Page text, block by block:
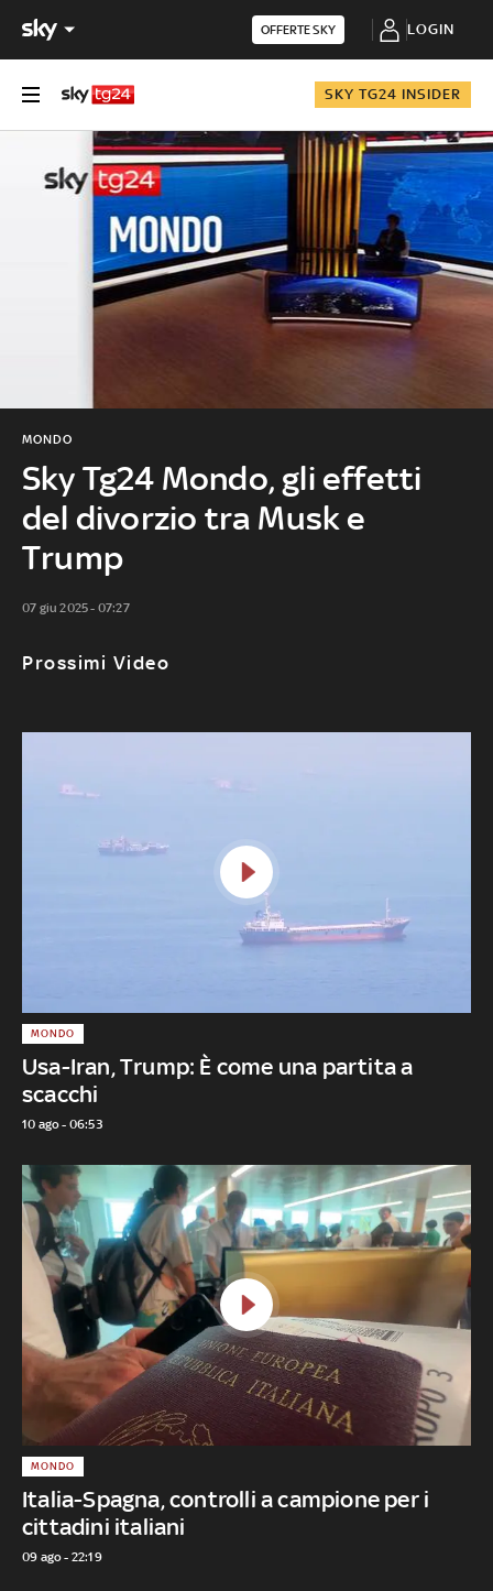
OFFERTE SKY LOGIN
SKY TG24 INSIDER
Sky Tg24 Mondo, gli effetti
del divorzio tra Musk e
Trump
MONDO
07 giu 2025 - 07:27
Prossimi Video
Usa-Iran, Trump: È come una partita a
scacchi
MONDO
10 ago - 06:53
Italia-Spagna, controlli a campione per i
cittadini italiani
MONDO
09 ago - 22:19